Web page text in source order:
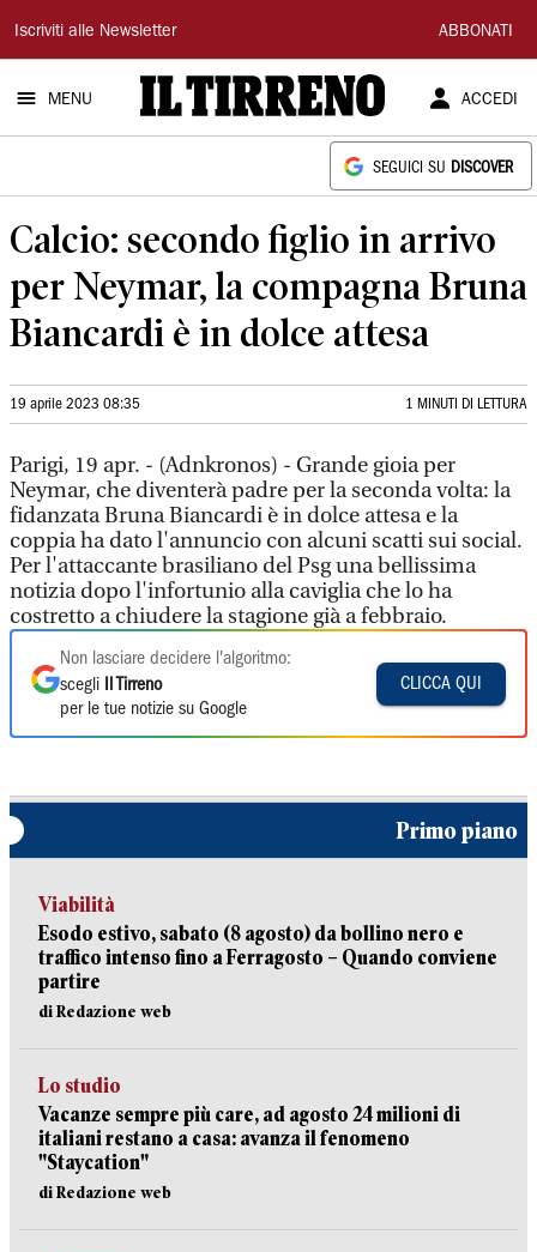
Il
Tirreno
Iscriviti alle Newsletter ABBONATI
MENU ACCEDI
SEGUICI SU DISCOVER
Calcio: secondo figlio in arrivo
per Neymar, la compagna Bruna
Biancardi è in dolce attesa
19 aprile 2023 08:35 1 MINUTI DI LETTURA
Parigi, 19 apr. - (Adnkronos) - Grande gioia per
Neymar, che diventerà padre per la seconda volta: la
fidanzata Bruna Biancardi è in dolce attesa e la
coppia ha dato l'annuncio con alcuni scatti sui social.
Per l'attaccante brasiliano del Psg una bellissima
notizia dopo l'infortunio alla caviglia che lo ha
costretto a chiudere la stagione già a febbraio.
Non lasciare decidere l'algoritmo:
scegli
Il Tirreno
per le tue notizie su Google
CLICCA QUI
Primo piano
Viabilità
Esodo estivo, sabato (8 agosto) da bollino nero e
traffico intenso fino a Ferragosto – Quando conviene
partire
di Redazione web
Lo studio
Vacanze sempre più care, ad agosto 24 milioni di
italiani restano a casa: avanza il fenomeno
"Staycation"
di Redazione web